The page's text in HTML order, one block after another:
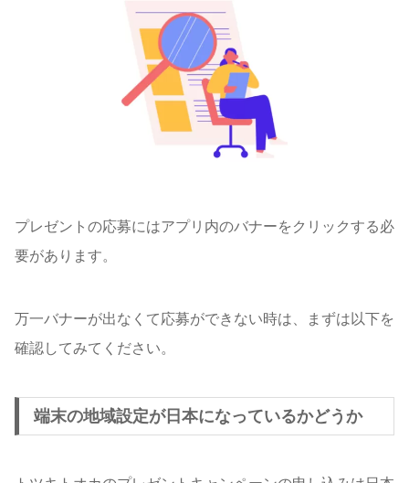
プレゼントの応募にはアプリ内のバナーをクリックする必
要があります。
万一バナーが出なくて応募ができない時は、まずは以下を
確認してみてください。
端末の地域設定が日本になっているかどうか